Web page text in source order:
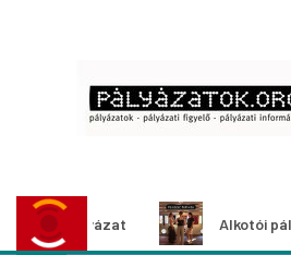
Alkotói pályázat